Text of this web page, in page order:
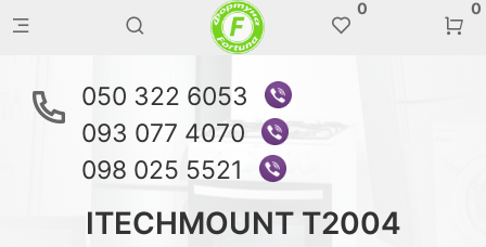
0 0
050 322 6053
093 077 4070
098 025 5521
ITECHMOUNT T2004